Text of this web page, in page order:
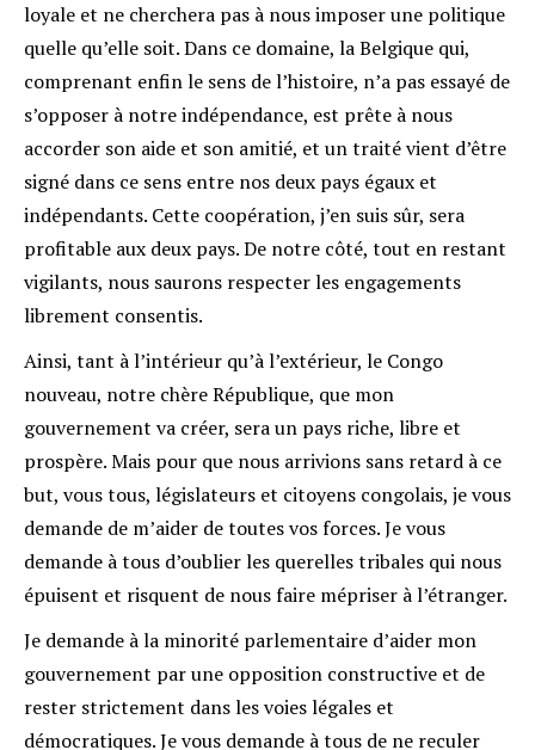
loyale et ne cherchera pas à nous imposer une politique
quelle qu’elle soit. Dans ce domaine, la Belgique qui,
comprenant enfin le sens de l’histoire, n’a pas essayé de
s’opposer à notre indépendance, est prête à nous
accorder son aide et son amitié, et un traité vient d’être
signé dans ce sens entre nos deux pays égaux et
indépendants. Cette coopération, j’en suis sûr, sera
profitable aux deux pays. De notre côté, tout en restant
vigilants, nous saurons respecter les engagements
librement consentis.
Ainsi, tant à l’intérieur qu’à l’extérieur, le Congo
nouveau, notre chère République, que mon
gouvernement va créer, sera un pays riche, libre et
prospère. Mais pour que nous arrivions sans retard à ce
but, vous tous, législateurs et citoyens congolais, je vous
demande de m’aider de toutes vos forces. Je vous
demande à tous d’oublier les querelles tribales qui nous
épuisent et risquent de nous faire mépriser à l’étranger.
Je demande à la minorité parlementaire d’aider mon
gouvernement par une opposition constructive et de
rester strictement dans les voies légales et
démocratiques. Je vous demande à tous de ne reculer